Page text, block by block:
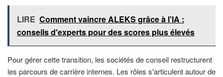
LIRE Comment vaincre ALEKS grâce à l'IA :
conseils d'experts pour des scores plus élevés
Pour gérer cette transition, les sociétés de conseil restructurent
les parcours de carrière internes. Les rôles s'articulent autour de